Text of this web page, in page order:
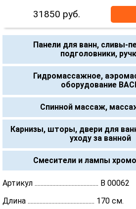
31850 руб.
Панели для ванн, сливы-
подголовники,
Гидромассажное,
оборудование
Спинной массаж,
Карнизы, шторы, двери для
уходу за ванной
Смесители и лампы
Артикул ........................................... В 00062
Длина ............................................. 170 см.